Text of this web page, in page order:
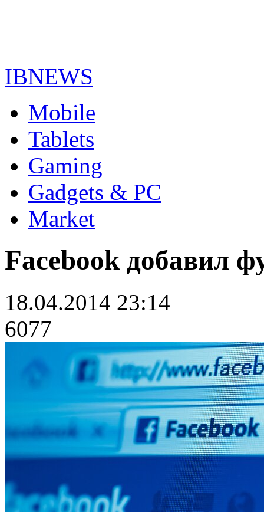
IBNEWS
Mobile
Tablets
Gaming
Gadgets & PC
Market
Facebook добавил
18.04.2014 23:14
6077